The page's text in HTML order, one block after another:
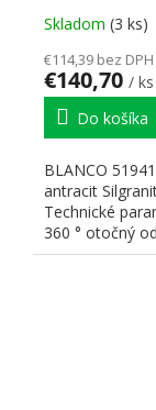
Skladom (3 ks)
€114,39 bez DPH
€140,70 / ks
Do košíka
BLANCO
antracit
Technické
360 ° otočný
35 mm otvor s